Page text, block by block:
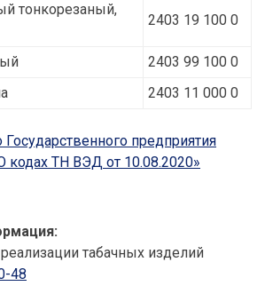
тонкорезаный,
2403 19 100 0
2403 99 100 0
2403 11 000 0
предприятия
кодах ТН ВЭД от 10.08.2020»
табачных изделий
48